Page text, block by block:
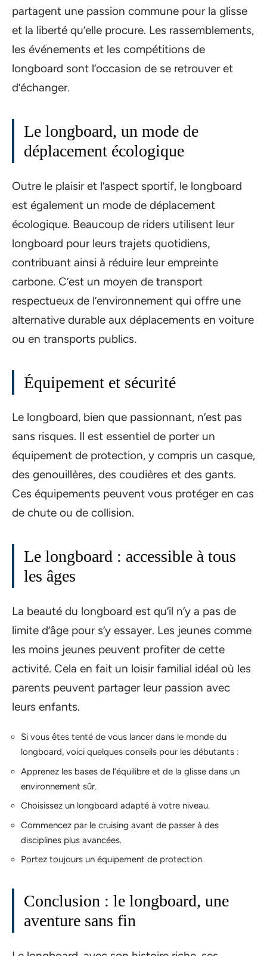
partagent une passion commune pour la glisse
et la liberté qu’elle procure. Les rassemblements,
les événements et les compétitions de
longboard sont l’occasion de se retrouver et
d’échanger.
Le longboard, un mode de
déplacement écologique
Outre le plaisir et l’aspect sportif, le longboard
est également un mode de déplacement
écologique. Beaucoup de riders utilisent leur
longboard pour leurs trajets quotidiens,
contribuant ainsi à réduire leur empreinte
carbone. C’est un moyen de transport
respectueux de l’environnement qui offre une
alternative durable aux déplacements en voiture
ou en transports publics.
Équipement et sécurité
Le longboard, bien que passionnant, n’est pas
sans risques. Il est essentiel de porter un
équipement de protection, y compris un casque,
des genouillères, des coudières et des gants.
Ces équipements peuvent vous protéger en cas
de chute ou de collision.
Le longboard : accessible à tous
les âges
La beauté du longboard est qu’il n’y a pas de
limite d’âge pour s’y essayer. Les jeunes comme
les moins jeunes peuvent profiter de cette
activité. Cela en fait un loisir familial idéal où les
parents peuvent partager leur passion avec
leurs enfants.
Si vous êtes tenté de vous lancer dans le monde du
longboard, voici quelques conseils pour les débutants :
Apprenez les bases de l’équilibre et de la glisse dans un
environnement sûr.
Choisissez un longboard adapté à votre niveau.
Commencez par le cruising avant de passer à des
disciplines plus avancées.
Portez toujours un équipement de protection.
Conclusion : le longboard, une
aventure sans fin